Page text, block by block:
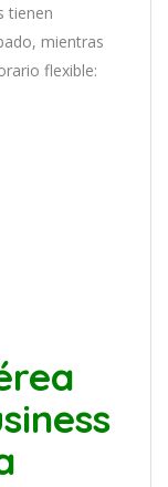
tienen
ado, mientras
ario flexible: